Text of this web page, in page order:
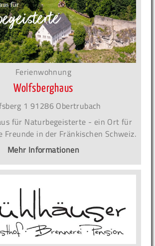
Ferienwohnung
Wolfsberghaus
1 91286 Obertrubach
für Naturbegeisterte - ein Ort für
Freunde in der Fränkischen Schweiz.
Mehr Informationen